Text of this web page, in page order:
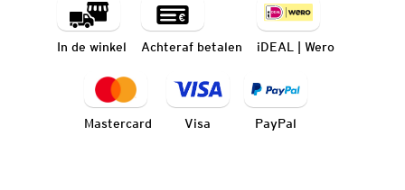
In de winkel Achteraf betalen iDEAL | Wero
Mastercard Visa PayPal